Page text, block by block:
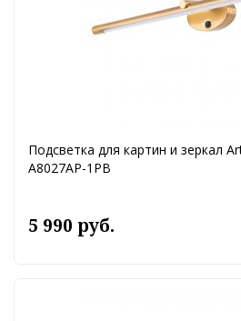
Подсветка для картин и зеркал
A8027AP-1PB
5 990 руб.